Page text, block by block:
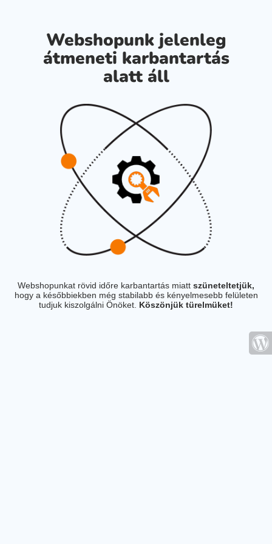
Webshopunk jelenleg
átmeneti karbantartás
alatt áll
Webshopunkat rövid időre karbantartás miatt szüneteltetjük,
hogy a későbbiekben még stabilabb és kényelmesebb felületen
tudjuk kiszolgálni Önöket. Köszönjük türelmüket!